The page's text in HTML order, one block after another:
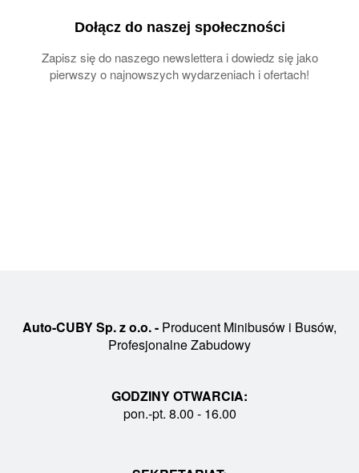
Dołącz do naszej społeczności
Zapisz się do naszego newslettera i dowiedz się jako
pierwszy o najnowszych wydarzeniach i ofertach!
Auto-CUBY Sp. z o.o. - Producent Minibusów i Busów,
Profesjonalne Zabudowy
GODZINY OTWARCIA:
pon.-pt. 8.00 - 16.00